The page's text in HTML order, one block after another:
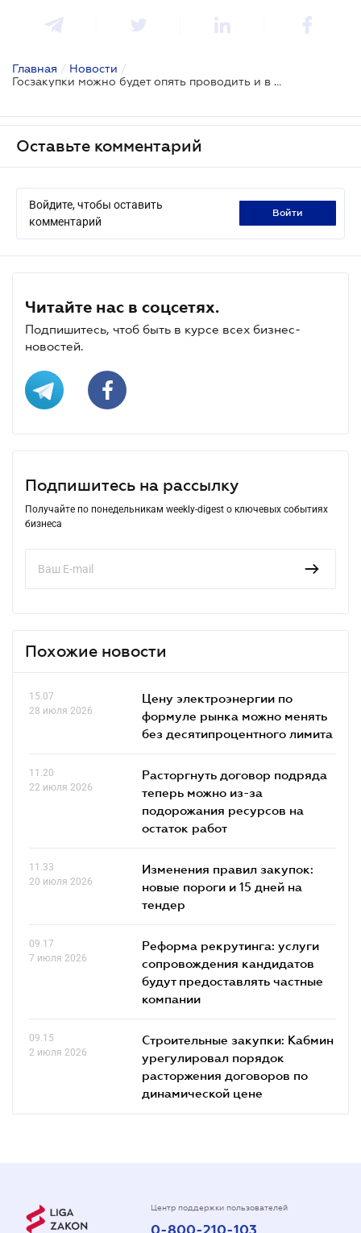
Главная / Новости /
Госзакупки можно будет опять проводить и в рамках рамочных соглашений
Оставьте комментарий
Войдите, чтобы оставить
комментарий
войти
Читайте нас в соцсетях.
Подпишитесь, чтоб быть в курсе всех бизнес-
новостей.
Подпишитесь на рассылку
Получайте по понедельникам weekly-digest о ключевых событиях
бизнеса
Похожие новости
15.07
28 июля 2026
Цену электроэнергии по
формуле рынка можно менять
без десятипроцентного лимита
11.20
22 июля 2026
Расторгнуть договор подряда
теперь можно из-за
подорожания ресурсов на
остаток работ
11.33
20 июля 2026
Изменения правил закупок:
новые пороги и 15 дней на
тендер
09.17
7 июля 2026
Реформа рекрутинга: услуги
сопровождения кандидатов
будут предоставлять частные
компании
09.15
2 июля 2026
Строительные закупки: Кабмин
урегулировал порядок
расторжения договоров по
динамической цене
Центр поддержки пользователей
0-800-210-103